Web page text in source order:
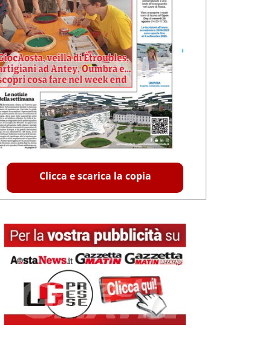
Clicca e scarica la copia